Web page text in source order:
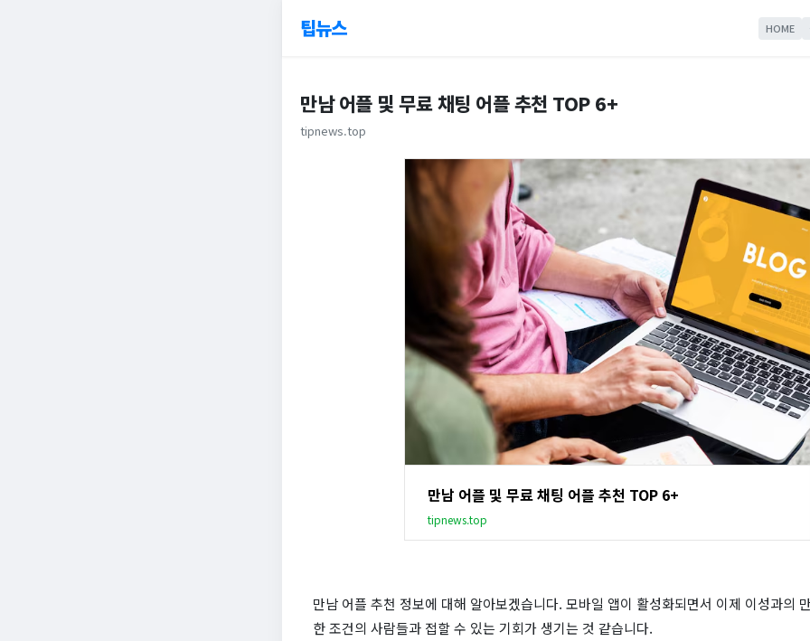
팁뉴스 HOME
만남 어플 및 무료 채팅 어플 추천 TOP 6+
tipnews.top
만남 어플 및 무료 채팅 어플 추천 TOP 6+
tipnews.top
만남 어플 추천 정보에 대해 알아보겠습니다. 모바일 앱이 활성화되면서 이제 이성과의
한 조건의 사람들과 접할 수 있는 기회가 생기는 것 같습니다.